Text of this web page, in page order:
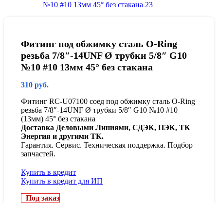
Фитинг под обжимку сталь O-Ring
резьба 7/8″-14UNF Ø трубки 5/8″ G10
№10 #10 13мм 45° без стакана
310 руб.
Фитинг RC-U07100 соед под обжимку сталь O-Ring
резьба 7/8″-14UNF Ø трубки 5/8″ G10 №10 #10
(13мм) 45° без стакана
Доставка Деловыми Линиями, СДЭК, ПЭК, ТК
Энергия и другими ТК.
Гарантия. Сервис. Техническая поддержка. Подбор
запчастей.
Купить в кредит
Купить в кредит для ИП
Под заказ